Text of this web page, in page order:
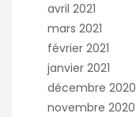
avril 2021
mars 2021
février 2021
janvier 2021
décembre 2020
novembre 2020